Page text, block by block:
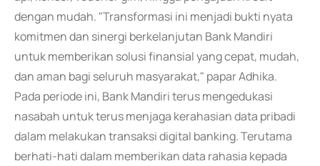
dengan mudah. "Transformasi ini menjadi bukti nyata
komitmen dan sinergi berkelanjutan Bank Mandiri
untuk memberikan solusi finansial yang cepat, mudah,
dan aman bagi seluruh masyarakat," papar Adhika.
Pada periode ini, Bank Mandiri terus mengedukasi
nasabah untuk terus menjaga kerahasian data pribadi
dalam melakukan transaksi digital banking. Terutama
berhati-hati dalam memberikan data rahasia kepada